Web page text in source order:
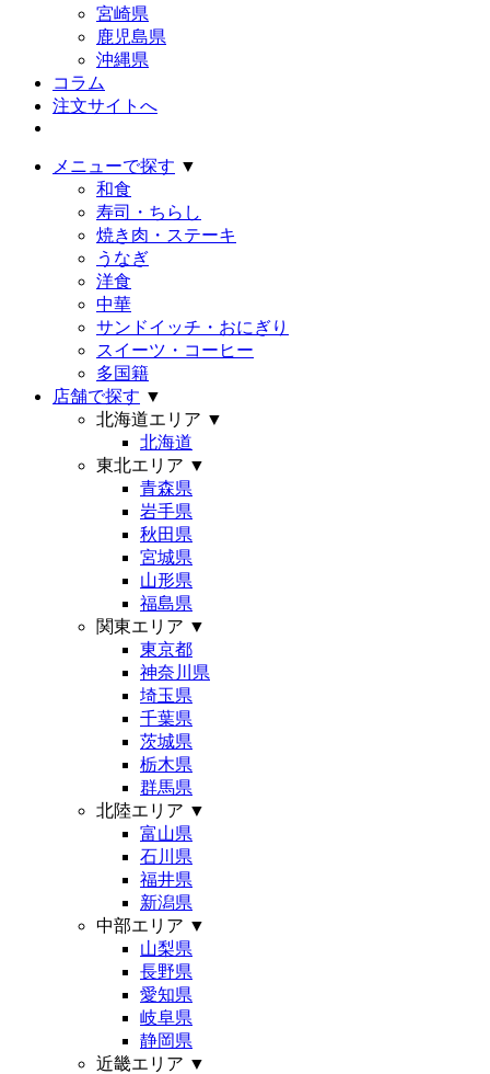
宮崎県
鹿児島県
沖縄県
コラム
注文サイトへ
メニューで探す ▼
和食
寿司・ちらし
焼き肉・ステーキ
うなぎ
洋食
中華
サンドイッチ・おにぎり
スイーツ・コーヒー
多国籍
店舗で探す ▼
北海道エリア ▼
北海道
東北エリア ▼
青森県
岩手県
秋田県
宮城県
山形県
福島県
関東エリア ▼
東京都
神奈川県
埼玉県
千葉県
茨城県
栃木県
群馬県
北陸エリア ▼
富山県
石川県
福井県
新潟県
中部エリア ▼
山梨県
長野県
愛知県
岐阜県
静岡県
近畿エリア ▼